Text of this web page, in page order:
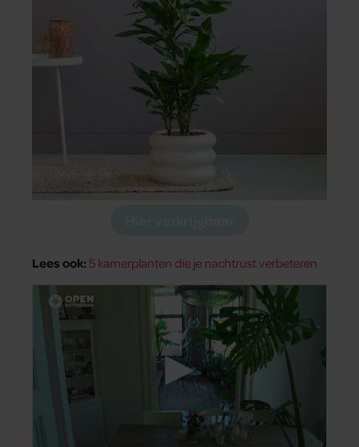
Lees ook: 5 kamerplanten die je nachtrust verbeteren